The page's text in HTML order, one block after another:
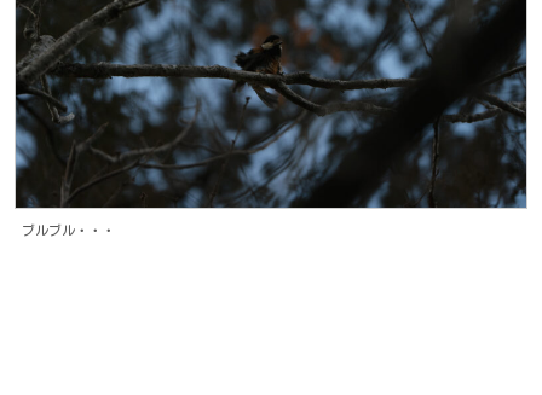
ブルブル・・・